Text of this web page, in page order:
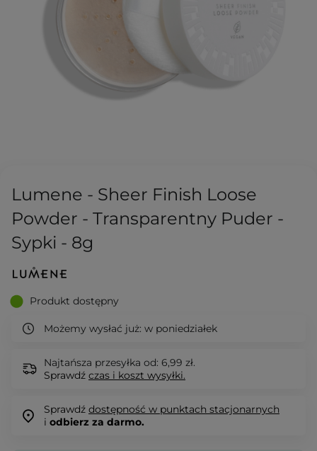
Lumene - Sheer Finish Loose
Powder - Transparentny Puder -
Sypki - 8g
Produkt dostępny
Możemy wysłać już: w poniedziałek
Najtańsza przesyłka od: 6,99 zł.
Sprawdź czas i koszt wysyłki.
Sprawdź dostępność w punktach stacjonarnych
i odbierz za darmo.